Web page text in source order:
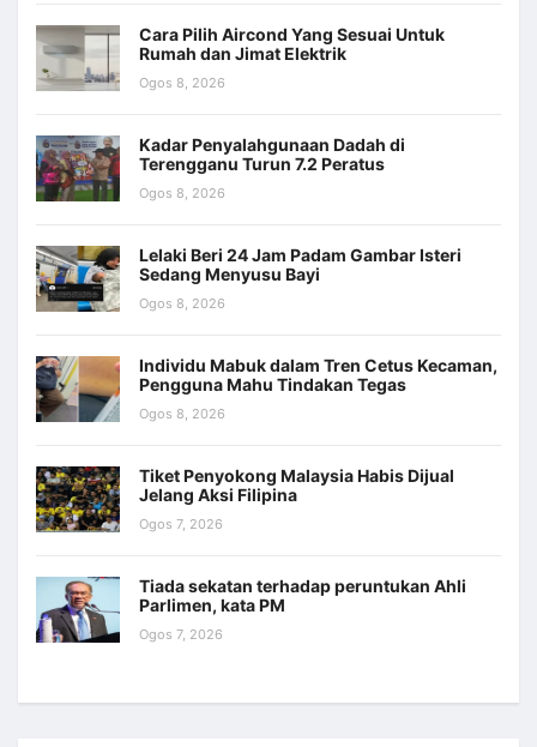
Cara Pilih Aircond Yang Sesuai Untuk
Rumah dan Jimat Elektrik
Ogos 8, 2026
Kadar Penyalahgunaan Dadah di
Terengganu Turun 7.2 Peratus
Ogos 8, 2026
Lelaki Beri 24 Jam Padam Gambar Isteri
Sedang Menyusu Bayi
Ogos 8, 2026
Individu Mabuk dalam Tren Cetus Kecaman,
Pengguna Mahu Tindakan Tegas
Ogos 8, 2026
Tiket Penyokong Malaysia Habis Dijual
Jelang Aksi Filipina
Ogos 7, 2026
Tiada sekatan terhadap peruntukan Ahli
Parlimen, kata PM
Ogos 7, 2026